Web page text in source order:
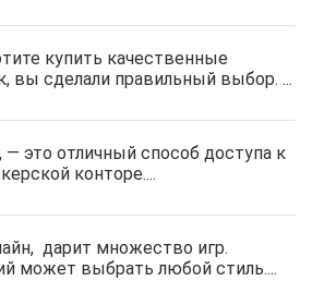
отв. цит.
отв. цит.
отв. цит.
5 мар 2026, 12:20
купить качественные
вы сделали правильный выбор. ...
— это отличный способ доступа к
конторе....
дарит множество игр.
может выбрать любой стиль....